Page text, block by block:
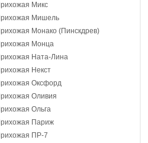
Микс
Мишель
Монако (Пинскдрев)
Монца
Ната-Лина
Некст
Оксфорд
Оливия
Ольга
Париж
ПР-7